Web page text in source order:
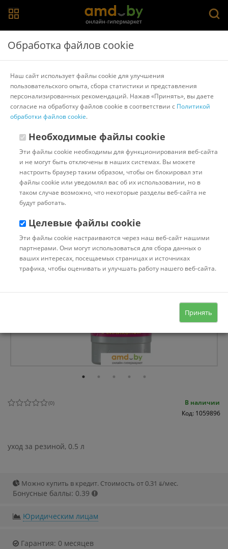
Главная > Каталог товаров
Автохимия и автокосметика для
кузова
> Lavr
Lavr Чернитель шин Глянцевый блеск 500 мл
Ln1475
Другие товары Lavr
(0)
В наличии
Код: 1059896
уход за резиной, 0.5 л
Можно купить в кредит. Стоимость от 0.31 ƃ/мec.
Бонусные баллы: 0.39
Юридическим лицам
Гарантия: 0 месяцев
Обработка файлов cookie
Наш сайт использует файлы cookie для улучшения
пользовательского опыта, сбора статистики и представления
персонализированных рекомендаций. Нажав «Принять», вы даете
согласие на обработку файлов cookie в соответствии с Политикой
обработки файлов cookie.
Необходимые файлы cookie
Эти файлы cookie необходимы для функционирования веб-сайта
и не могут быть отключены в наших системах. Вы можете
настроить браузер таким образом, чтобы он блокировал эти
файлы cookie или уведомлял вас об их использовании, но в
таком случае возможно, что некоторые разделы веб-сайта не
будут работать.
Целевые файлы cookie
Эти файлы cookie настраиваются через наш веб-сайт нашими
партнерами. Они могут использоваться для сбора данных о
ваших интересах, посещаемых страницах и источниках
трафика, чтобы оценивать и улучшать работу нашего веб-сайта.
Принять